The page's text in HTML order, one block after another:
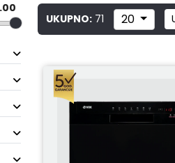
UKUPNO: 71 20